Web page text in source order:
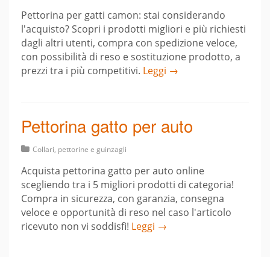
Pettorina per gatti camon: stai considerando
l'acquisto? Scopri i prodotti migliori e più richiesti
dagli altri utenti, compra con spedizione veloce,
con possibilità di reso e sostituzione prodotto, a
prezzi tra i più competitivi. Leggi →
Pettorina gatto per auto
Collari, pettorine e guinzagli
Acquista pettorina gatto per auto online
scegliendo tra i 5 migliori prodotti di categoria!
Compra in sicurezza, con garanzia, consegna
veloce e opportunità di reso nel caso l'articolo
ricevuto non vi soddisfi! Leggi →